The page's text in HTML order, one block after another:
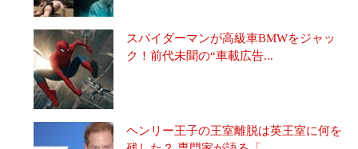
スパイダーマンが高級車BMWをジャッ
ク！前代未聞の“車載広告...
ヘンリー王子の王室離脱は英王室に何を